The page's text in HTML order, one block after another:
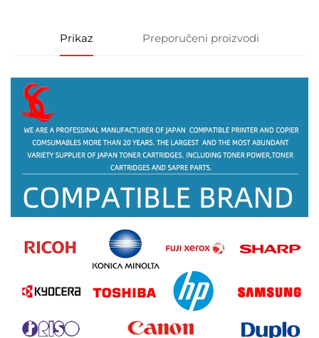
Prikaz Preporučeni proizvodi